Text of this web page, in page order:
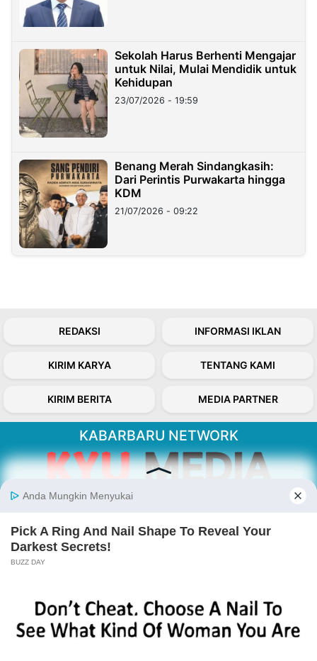
Sekolah Harus Berhenti Mengajar
untuk Nilai, Mulai Mendidik untuk
Kehidupan
23/07/2026 - 19:59
Benang Merah Sindangkasih:
Dari Perintis Purwakarta hingga
KDM
21/07/2026 - 09:22
REDAKSI INFORMASI IKLAN
KIRIM KARYA TENTANG KAMI
KIRIM BERITA MEDIA PARTNER
KABARBARU NETWORK
Kabarbaru.co menyajikan berita aktual dan
Follow Kabarbaru